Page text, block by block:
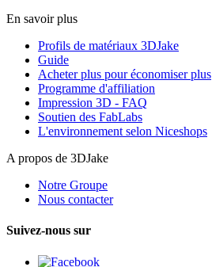
En savoir plus
Profils de matériaux 3DJake
Guide
Acheter plus pour économiser plus
Programme d'affiliation
Impression 3D - FAQ
Soutien des FabLabs
L'environnement selon Niceshops
A propos de 3DJake
Notre Groupe
Nous contacter
Suivez-nous sur